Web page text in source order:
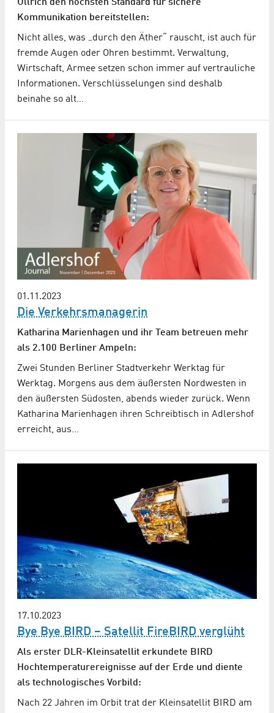
Ullrich den höchsten Standard für sichere
Kommunikation bereitstellen:
Nicht alles, was „durch den Äther“ rauscht, ist auch für
fremde Augen oder Ohren bestimmt. Verwaltung,
Wirtschaft, Armee setzen schon immer auf vertrauliche
Informationen. Verschlüsselungen sind deshalb
beinahe so alt…
01.11.2023
Die Verkehrsmanagerin
Katharina Marienhagen und ihr Team betreuen mehr
als 2.100 Berliner Ampeln:
Zwei Stunden Berliner Stadtverkehr Werktag für
Werktag. Morgens aus dem äußersten Nordwesten in
den äußersten Südosten, abends wieder zurück. Wenn
Katharina Marienhagen ihren Schreibtisch in Adlershof
erreicht, aus…
17.10.2023
Bye Bye BIRD – Satellit FireBIRD verglüht
Als erster DLR-Kleinsatellit erkundete BIRD
Hochtemperaturereignisse auf der Erde und diente
als technologisches Vorbild:
Nach 22 Jahren im Orbit trat der Kleinsatellit BIRD am